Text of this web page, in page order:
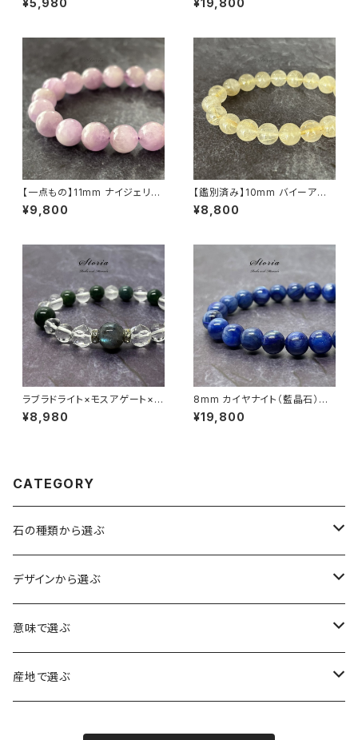
¥5,980 ¥19,800
【一点もの】11mm ナイジェリア
産 クンツァイト（リシア輝石）ブ
レスレット【鑑別済み】
¥9,800
【鑑別済み】10mm バイーア州
産 ゴールデン ルチルクォーツ ブ
レスレット【画像現物・RT02】
¥8,800
ラブラドライト×モスアゲート×ヒ
マラヤ水晶ブレスレット
¥8,980
8mm カイヤナイト（藍晶石）ブ
レスレット
¥19,800
CATEGORY
石の種類から選ぶ
水晶（クォーツ）
アイリスクォーツ（虹入り水晶）
ヒマラヤ水晶
ローズクォーツ（紅水晶）
アメジスト（紫水晶）
デザインから選ぶ
龍彫刻（水晶）
龍彫刻（オニキス）
意味で選ぶ
魔除け・厄除け
産地で選ぶ